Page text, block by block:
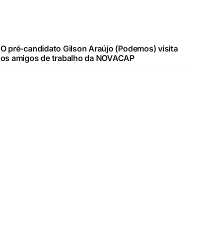
O pré-candidato Gilson Araújo (Podemos) visita
os amigos de trabalho da NOVACAP